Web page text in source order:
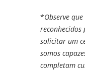
*Observe
solicitar um
somos
completam